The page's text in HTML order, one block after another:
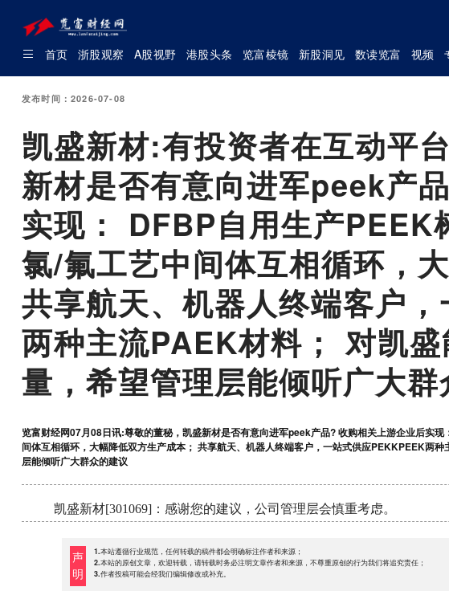
首页 浙股观察 A股视野 港股头条 览富棱镜 新股洞见 数读览富 视频
发布时间：2026-07-08
凯盛新材:有投资者在互动平
新材是否有意向进军peek产
实现： DFBP自用生产PEEK
氯/氟工艺中间体互相循环，
共享航天、机器人终端客户
两种主流PAEK材料； 对凯
量，希望管理层能倾听广大
览富财经网07月08日讯:尊敬的董秘，凯盛新材是否有意向进军peek产品? 收购相关上游企业后实
间体互相循环，大幅降低双方生产成本； 共享航天、机器人终端客户，一站式供应PEKKPEEK两
层能倾听广大群众的建议
凯盛新材[301069]：感谢您的建议，公司管理层会慎重考虑。
声
明
1.本站遵循行业规范，任何转载的稿件都会明确标注作者和来源；
2.本站的原创文章，欢迎转载，请转载时务必注明文章作者和来源，不尊重原创的行为我们将追究责任；
3.作者投稿可能会经我们编辑修改或补充。